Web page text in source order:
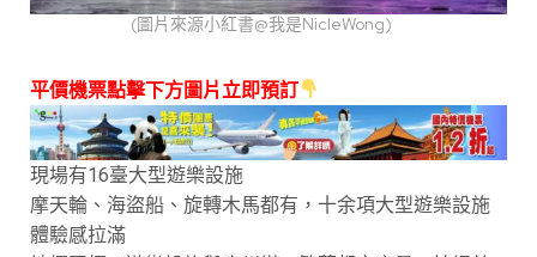
(圖片來源小紅書@我是NicleWong)
平價機票點擊下方圖片立即預訂
現場有16臺大型遊樂設施
摩天輪、海盜船、旋轉木馬都有，十余項大型遊樂設施
體驗感拉滿